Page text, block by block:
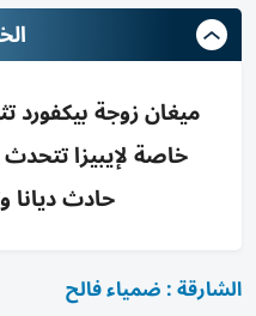
ميغان زوجة بيكفورد
خاصة لإيبيزا
حادث ديانا
الشارقة : ضمياء فالح